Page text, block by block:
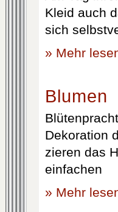
Kleid auch
sich
» Mehr
Blumen
Dekoration
zieren das
einfachen
» Mehr